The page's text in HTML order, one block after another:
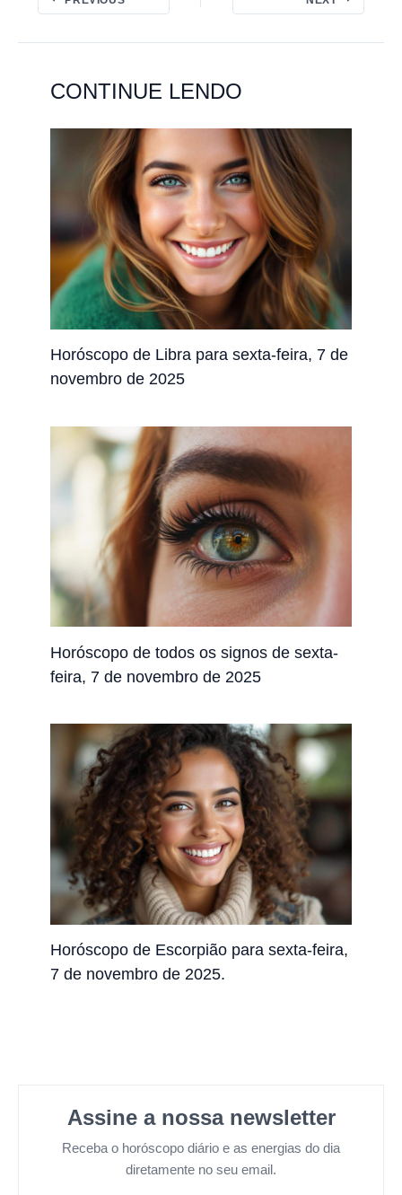
CONTINUE LENDO
Horóscopo de Libra para sexta-feira, 7 de
novembro de 2025
Horóscopo de todos os signos de sexta-
feira, 7 de novembro de 2025
Horóscopo de Escorpião para sexta-feira,
7 de novembro de 2025.
Assine a nossa newsletter
Receba o horóscopo diário e as energias do dia
diretamente no seu email.